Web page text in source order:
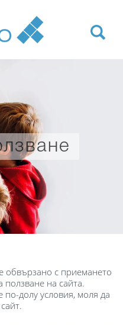
обвързано с приемането
на сайта.
по-долу условия, моля да